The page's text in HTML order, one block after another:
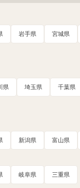
岩手県 宮城県
県 埼玉県 千葉県
新潟県 富山県
岐阜県 三重県